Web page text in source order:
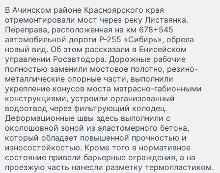
В Ачинском районе Красноярского края
отремонтировали мост через реку Листвянка.
Переправа, расположенная на км 678+545
автомобильной дороги Р-255 «Сибирь», обрела
новый вид. Об этом рассказали в Енисейском
управлении Росавтодора. Дорожные рабочие
полностью заменили мостовое полотно, резино-
металлические опорные части, выполнили
укрепление конусов моста матрасно-габионными
конструкциями, устроили организованный
водоотвод через фильтрующий колодец.
Деформационные швы здесь выполнили с
околошовной зоной из эластомерного бетона,
который обладает повышенной прочностью и
износостойкостью. Кроме того в нормативное
состояние привели барьерные ограждения, а на
проезжую часть нанесли разметку термопластиком.